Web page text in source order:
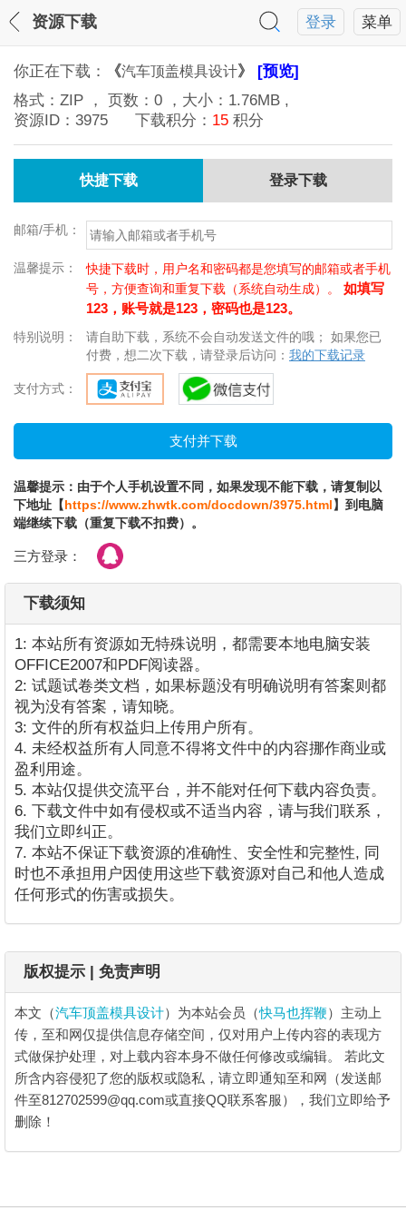
菜单
登录
资源下载
你正在下载： 《汽车顶盖模具设计》 [预览]
格式： ZIP ， 页数： 0 ，大小： 1.76MB ,
资源ID： 3975 下载积分： 15 积分
快捷下载 登录下载
邮箱/手机：
温馨提示：
快捷下载时，用户名和密码都是您填写的邮箱或者手机
号，方便查询和重复下载（系统自动生成）。 如填写
123，账号就是123，密码也是123。
特别说明：
请自助下载，系统不会自动发送文件的哦； 如果您已
付费，想二次下载，请登录后访问： 我的下载记录
支付方式：
温馨提示：由于个人手机设置不同，如果发现不能下载，请复制以
下地址【https://www.zhwtk.com/docdown/3975.html】到电脑
端继续下载（重复下载不扣费）。
三方登录：
下载须知
1: 本站所有资源如无特殊说明，都需要本地电脑安装
OFFICE2007和PDF阅读器。
2: 试题试卷类文档，如果标题没有明确说明有答案则都
视为没有答案，请知晓。
3: 文件的所有权益归上传用户所有。
4. 未经权益所有人同意不得将文件中的内容挪作商业或
盈利用途。
5. 本站仅提供交流平台，并不能对任何下载内容负责。
6. 下载文件中如有侵权或不适当内容，请与我们联系，
我们立即纠正。
7. 本站不保证下载资源的准确性、安全性和完整性, 同
时也不承担用户因使用这些下载资源对自己和他人造成
任何形式的伤害或损失。
版权提示 | 免责声明
本文（汽车顶盖模具设计）为本站会员（快马也挥鞭）主动上
传，至和网仅提供信息存储空间，仅对用户上传内容的表现方
式做保护处理，对上载内容本身不做任何修改或编辑。 若此文
所含内容侵犯了您的版权或隐私，请立即通知至和网（发送邮
件至812702599@qq.com或直接QQ联系客服），我们立即给予
删除！